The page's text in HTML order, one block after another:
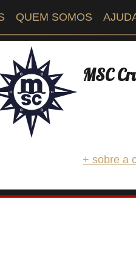
QUEM SOMOS
MSC
+ sobre a